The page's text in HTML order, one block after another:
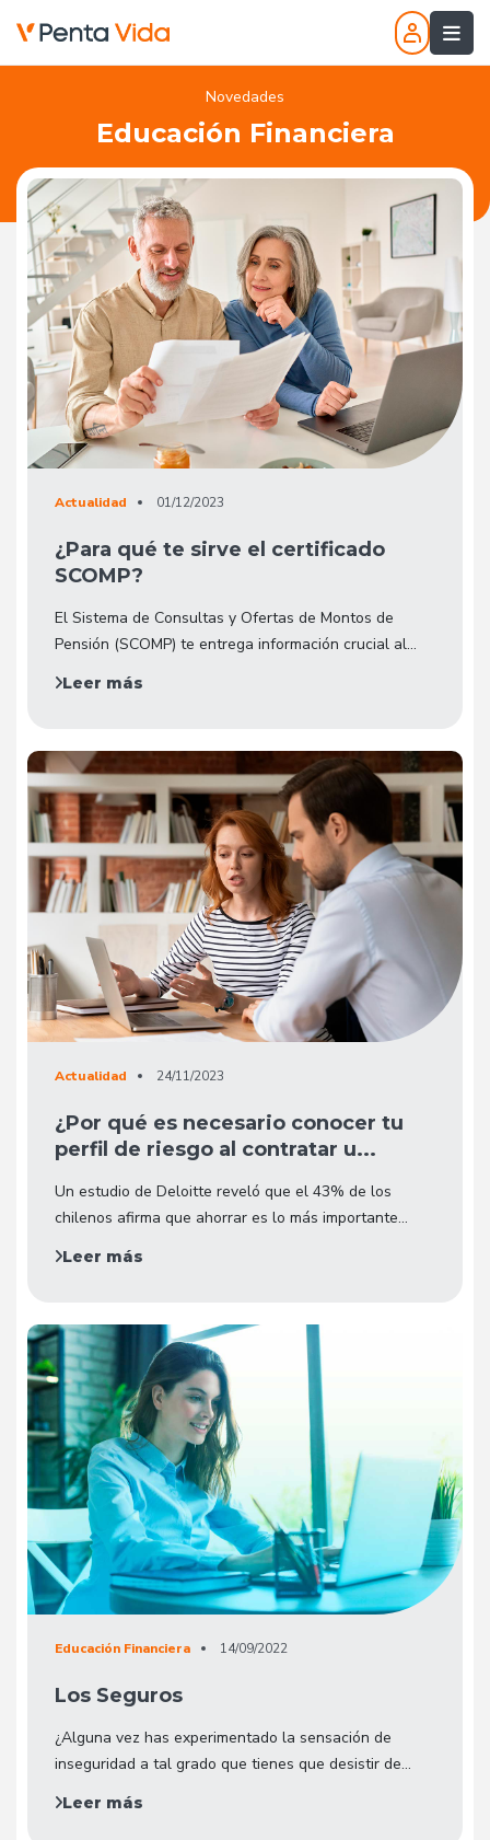
Novedades
Educación Financiera
Actualidad 01/12/2023
¿Para qué te sirve el certificado
SCOMP?
El Sistema de Consultas y Ofertas de Montos de
Pensión (SCOMP) te entrega información crucial al...
Leer más
Actualidad 24/11/2023
¿Por qué es necesario conocer tu
perfil de riesgo al contratar u...
Un estudio de Deloitte reveló que el 43% de los
chilenos afirma que ahorrar es lo más importante...
Leer más
Educación Financiera 14/09/2022
Los Seguros
¿Alguna vez has experimentado la sensación de
inseguridad a tal grado que tienes que desistir de...
Leer más